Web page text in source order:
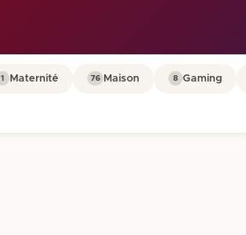
Gaming
8
Maison
76
Maternité
1